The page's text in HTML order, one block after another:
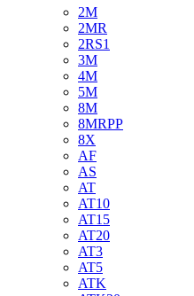
2M
2MR
2RS1
3M
4M
5M
8M
8MRPP
8X
AF
AS
AT
AT10
AT15
AT20
AT3
AT5
ATK